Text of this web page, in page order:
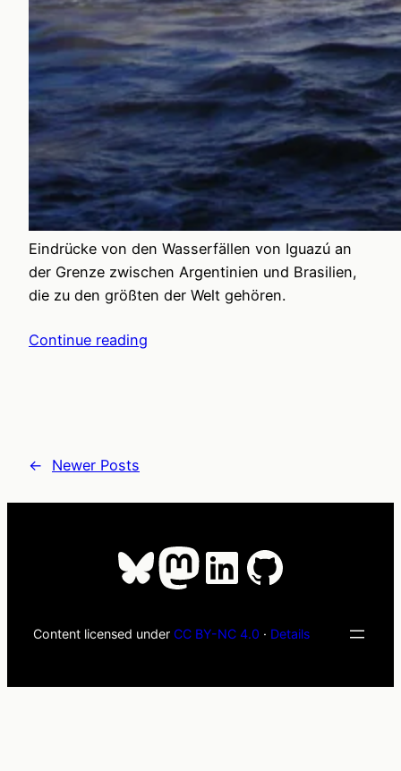
Eindrücke von den Wasserfällen von Iguazú an
der Grenze zwischen Argentinien und Brasilien,
die zu den größten der Welt gehören.
Continue reading
← Newer Posts
Bluesky
Mastodon
LinkedIn
GitHub
Content licensed under CC BY-NC 4.0 · Details